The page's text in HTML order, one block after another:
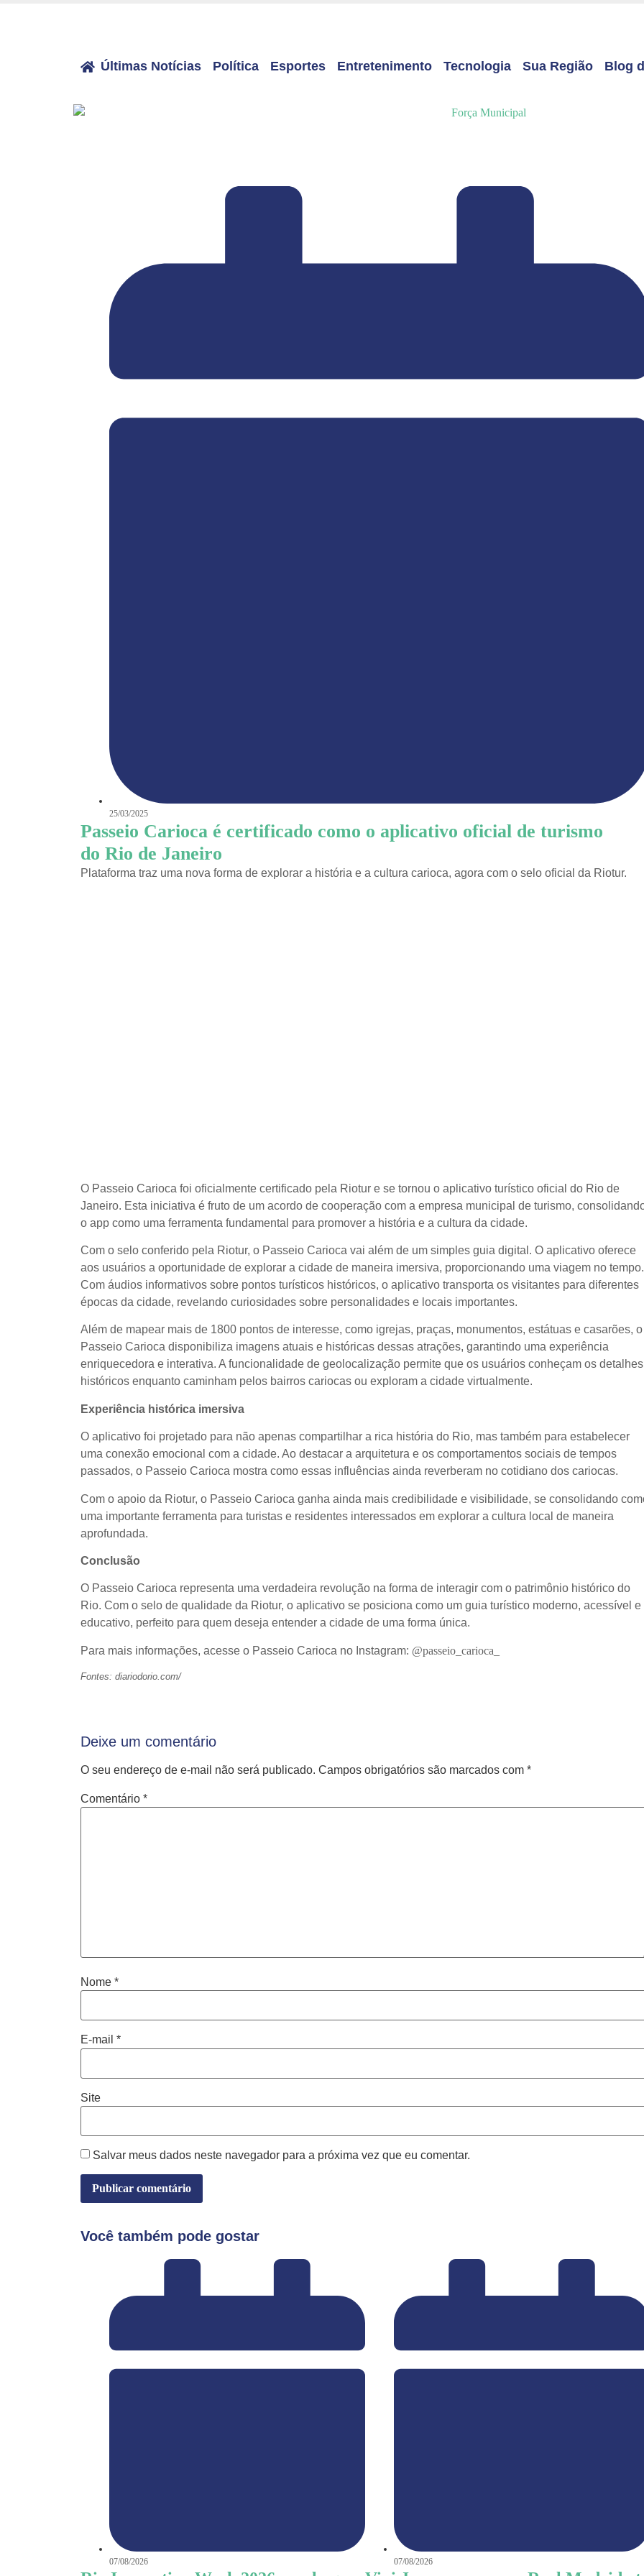
Últimas Notícias Política Esportes Entretenimento Tecnologia Sua Região Blog
25/03/2025
Passeio Carioca é certificado como o aplicativo oficial de turismo
do Rio de Janeiro
Plataforma traz uma nova forma de explorar a história e a cultura carioca, agora com o selo oficial da Riotur.
O Passeio Carioca foi oficialmente certificado pela Riotur e se tornou o aplicativo turístico oficial do Rio de
Janeiro. Esta iniciativa é fruto de um acordo de cooperação com a empresa municipal de turismo,
o app como uma ferramenta fundamental para promover a história e a cultura da cidade.
Com o selo conferido pela Riotur, o Passeio Carioca vai além de um simples guia digital. O aplicativo oferece
aos usuários a oportunidade de explorar a cidade de maneira imersiva, proporcionando uma viagem no tempo.
Com áudios informativos sobre pontos turísticos históricos, o aplicativo transporta os visitantes para diferentes
épocas da cidade, revelando curiosidades sobre personalidades e locais importantes.
Além de mapear mais de 1800 pontos de interesse, como igrejas, praças, monumentos, estátuas e casarões, o
Passeio Carioca disponibiliza imagens atuais e históricas dessas atrações, garantindo uma experiência
enriquecedora e interativa. A funcionalidade de geolocalização permite que os usuários conheçam os detalhes
históricos enquanto caminham pelos bairros cariocas ou exploram a cidade virtualmente.
Experiência histórica imersiva
O aplicativo foi projetado para não apenas compartilhar a rica história do Rio, mas também para estabelecer
uma conexão emocional com a cidade. Ao destacar a arquitetura e os comportamentos sociais de tempos
passados, o Passeio Carioca mostra como essas influências ainda reverberam no cotidiano dos cariocas.
Com o apoio da Riotur, o Passeio Carioca ganha ainda mais credibilidade e visibilidade, se consolidando
uma importante ferramenta para turistas e residentes interessados em explorar a cultura local de maneira
aprofundada.
Conclusão
O Passeio Carioca representa uma verdadeira revolução na forma de interagir com o patrimônio histórico do
Rio. Com o selo de qualidade da Riotur, o aplicativo se posiciona como um guia turístico moderno, acessível e
educativo, perfeito para quem deseja entender a cidade de uma forma única.
Para mais informações, acesse o Passeio Carioca no Instagram: @passeio_carioca_
Fontes: diariodorio.com/
Deixe um comentário
O seu endereço de e-mail não será publicado. Campos obrigatórios são marcados com *
Comentário *
Nome *
E-mail *
Site
Salvar meus dados neste navegador para a próxima vez que eu comentar.
Você também pode gostar
07/08/2026 07/08/2026